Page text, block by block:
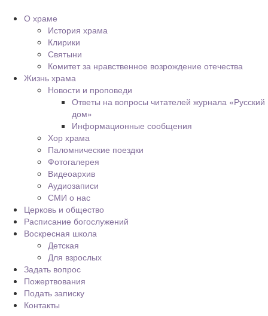
О храме
История храма
Клирики
Святыни
Комитет за нравственное возрождение отечества
Жизнь храма
Новости и проповеди
Ответы на вопросы читателей журнала «Русский
дом»
Информационные сообщения
Хор храма
Паломнические поездки
Фотогалерея
Видеоархив
Аудиозаписи
СМИ о нас
Церковь и общество
Расписание богослужений
Воскресная школа
Детская
Для взрослых
Задать вопрос
Пожертвования
Подать записку
Контакты